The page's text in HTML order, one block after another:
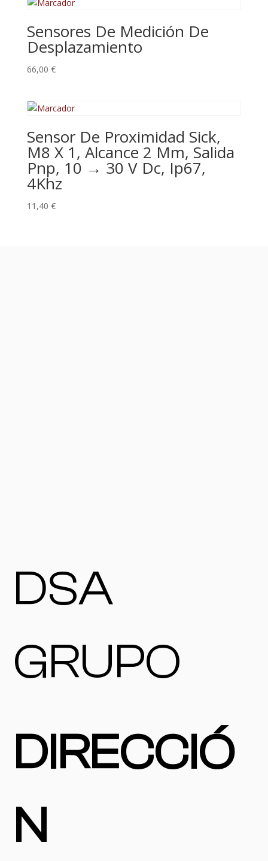
Sensores De Medición De
Desplazamiento
66,00 €
Sensor De Proximidad Sick,
M8 X 1, Alcance 2 Mm, Salida
Pnp, 10 → 30 V Dc, Ip67,
4Khz
11,40 €
DSA
GRUPO
DIRECCIÓ
N